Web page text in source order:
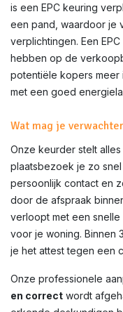
is een EPC keuring
een pand, waardoor je
verplichtingen. Een
hebben op de
potentiële kopers meer
met een goed
Wat mag je
Onze keurder stelt
plaatsbezoek je zo
persoonlijk contact en
door de afspraak
verloopt met een
voor je woning. Binnen
je het attest tegen een
Onze professionele
en correct wordt